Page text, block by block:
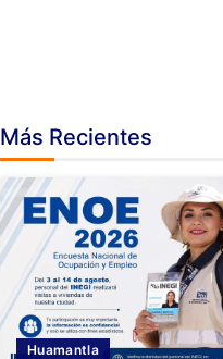
Más Recientes
Huamantla